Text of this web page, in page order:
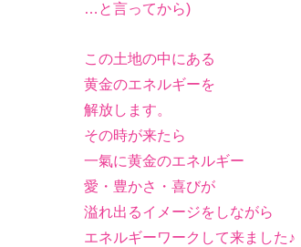
…と言ってから)
この土地の中にある
黄金のエネルギーを
解放します。
その時が来たら
一氣に黄金のエネルギー
愛・豊かさ・喜びが
溢れ出るイメージをしながら
エネルギーワークして来ました♪